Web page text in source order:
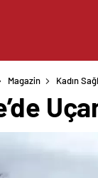
Magazin Kadın